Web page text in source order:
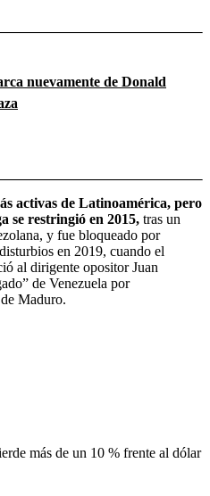
nuevamente de Donald
activas de Latinoamérica, pero
se restringió en 2015, tras un
y fue bloqueado por
en 2019, cuando el
al dirigente opositor Juan
de Venezuela por
Maduro.
más de un 10 % frente al dólar